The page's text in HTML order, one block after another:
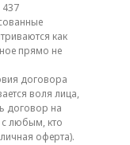
437
как
прямо не
договора
воля лица,
договор на
с любым, кто
оферта).